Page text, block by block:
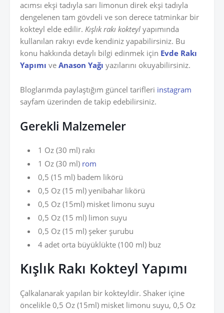
acımsı ekşi tadıyla sarı limonun direk ekşi tadıyla
dengelenen tam gövdeli ve son derece tatminkar bir
kokteyl elde edilir. Kışlık rakı kokteyl yapımında
kullanılan rakıyı evde kendiniz yapabilirsiniz. Bu
konu hakkında detaylı bilgi edinmek için Evde Rakı
Yapımı ve Anason Yağı yazılarını okuyabilirsiniz.
Bloglarımda paylaştığım güncel tarifleri instagram
sayfam üzerinden de takip edebilirsiniz.
Gerekli Malzemeler
1 Oz (30 ml) rakı
1 Oz (30 ml) rom
0,5 (15 ml) badem likörü
0,5 Oz (15 ml) yenibahar likörü
0,5 Oz (15ml) misket limonu suyu
0,5 Oz (15 ml) limon suyu
0,5 Oz (15 ml) şeker şurubu
4 adet orta büyüklükte (100 ml) buz
Kışlık Rakı Kokteyl Yapımı
Çalkalanarak yapılan bir kokteyldir. Shaker içine
öncelikle 0,5 Oz (15ml) misket limonu suyu, 0,5 Oz